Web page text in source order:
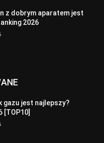
z dobrym aparatem jest
2026
gazu jest najlepszy?
[TOP10]